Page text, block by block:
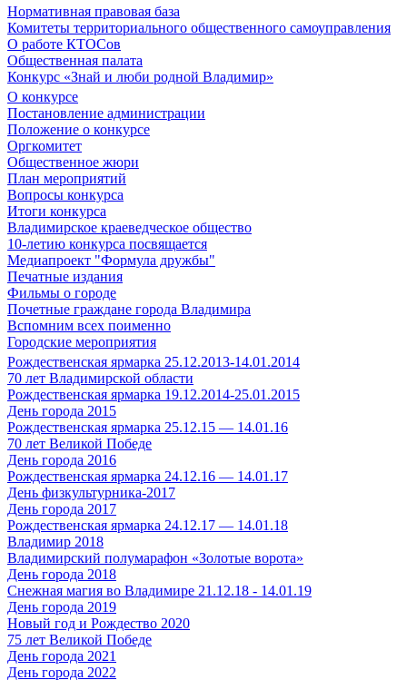
Нормативная правовая база
Комитеты территориального общественного самоуправления
О работе КТОСов
Общественная палата
Конкурс «Знай и люби родной Владимир»
О конкурсе
Постановление администрации
Положение о конкурсе
Оргкомитет
Общественное жюри
План мероприятий
Вопросы конкурса
Итоги конкурса
Владимирское краеведческое общество
10-летию конкурса посвящается
Медиапроект "Формула дружбы"
Печатные издания
Фильмы о городе
Почетные граждане города Владимира
Вспомним всех поименно
Городские мероприятия
Рождественская ярмарка 25.12.2013-14.01.2014
70 лет Владимирской области
Рождественская ярмарка 19.12.2014-25.01.2015
День города 2015
Рождественская ярмарка 25.12.15 — 14.01.16
70 лет Великой Победе
День города 2016
Рождественская ярмарка 24.12.16 — 14.01.17
День физкультурника-2017
День города 2017
Рождественская ярмарка 24.12.17 — 14.01.18
Владимир 2018
Владимирский полумарафон «Золотые ворота»
День города 2018
Снежная магия во Владимире 21.12.18 - 14.01.19
День города 2019
Новый год и Рождество 2020
75 лет Великой Победе
День города 2021
День города 2022